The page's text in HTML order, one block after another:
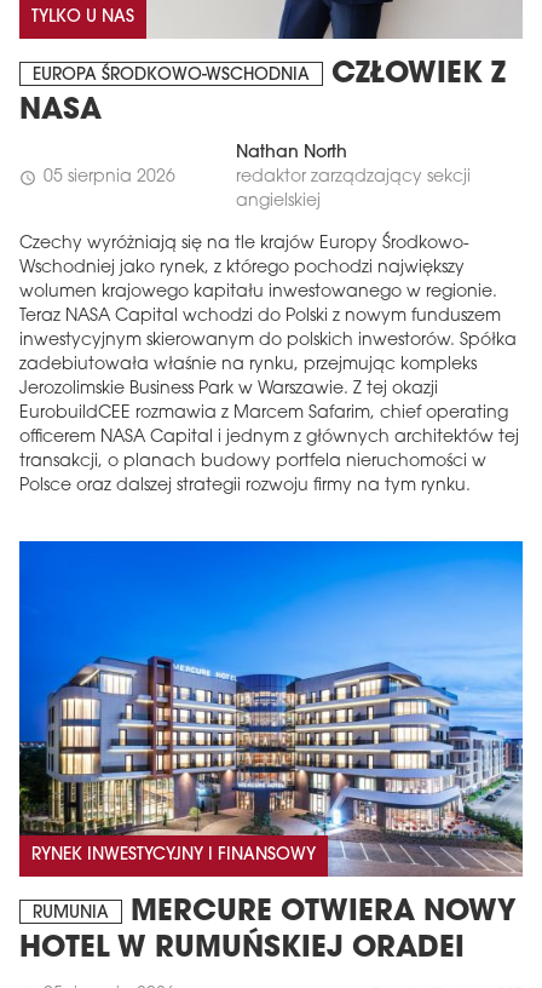
TYLKO U NAS
EUROPA ŚRODKOWO-WSCHODNIA
CZŁOWIEK Z
NASA
schedule 05 sierpnia 2026
Nathan North
redaktor zarządzający sekcji
angielskiej
Czechy wyróżniają się na tle krajów Europy Środkowo-
Wschodniej jako rynek, z którego pochodzi największy
wolumen krajowego kapitału inwestowanego w regionie.
Teraz NASA Capital wchodzi do Polski z nowym funduszem
inwestycyjnym skierowanym do polskich inwestorów. Spółka
zadebiutowała właśnie na rynku, przejmując kompleks
Jerozolimskie Business Park w Warszawie. Z tej okazji
EurobuildCEE rozmawia z Marcem Safarim, chief operating
officerem NASA Capital i jednym z głównych architektów tej
transakcji, o planach budowy portfela nieruchomości w
Polsce oraz dalszej strategii rozwoju firmy na tym rynku.
RYNEK INWESTYCYJNY I FINANSOWY
RUMUNIA
MERCURE OTWIERA NOWY
HOTEL W RUMUŃSKIEJ ORADEI